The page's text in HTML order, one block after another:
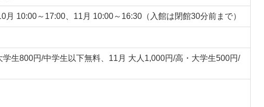
月 10:00～17:00、11月 10:00～16:30（入館は閉館30分前まで）
生800円/中学生以下無料、11月 大人1,000円/高・大学生500円/